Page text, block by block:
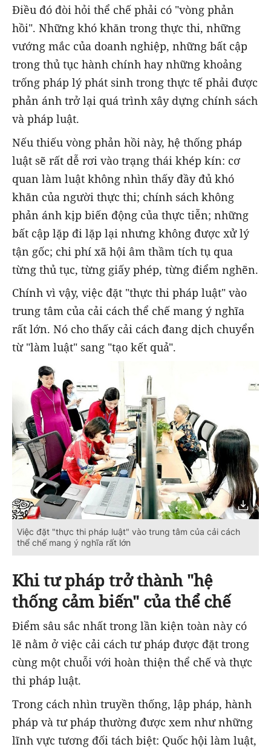
Điều đó đòi hỏi thể chế phải có "vòng phản
hồi". Những khó khăn trong thực thi, những
vướng mắc của doanh nghiệp, những bất cập
trong thủ tục hành chính hay những khoảng
trống pháp lý phát sinh trong thực tế phải được
phản ánh trở lại quá trình xây dựng chính sách
và pháp luật.
Nếu thiếu vòng phản hồi này, hệ thống pháp
luật sẽ rất dễ rơi vào trạng thái khép kín: cơ
quan làm luật không nhìn thấy đầy đủ khó
khăn của người thực thi; chính sách không
phản ánh kịp biến động của thực tiễn; những
bất cập lặp đi lặp lại nhưng không được xử lý
tận gốc; chi phí xã hội âm thầm tích tụ qua
từng thủ tục, từng giấy phép, từng điểm nghẽn.
Chính vì vậy, việc đặt "thực thi pháp luật" vào
trung tâm của cải cách thể chế mang ý nghĩa
rất lớn. Nó cho thấy cải cách đang dịch chuyển
từ "làm luật" sang "tạo kết quả".
Việc đặt "thực thi pháp luật" vào trung tâm của cải cách
thể chế mang ý nghĩa rất lớn
Khi tư pháp trở thành "hệ
thống cảm biến" của thể chế
Điểm sâu sắc nhất trong lần kiện toàn này có
lẽ nằm ở việc cải cách tư pháp được đặt trong
cùng một chuỗi với hoàn thiện thể chế và thực
thi pháp luật.
Trong cách nhìn truyền thống, lập pháp, hành
pháp và tư pháp thường được xem như những
lĩnh vực tương đối tách biệt: Quốc hội làm luật,